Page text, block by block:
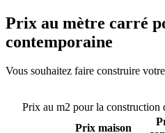
Prix au mètre carré
contemporaine
Vous souhaitez faire construire
Prix au m2 pour la construction
Prix maison